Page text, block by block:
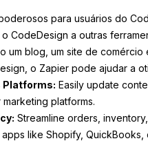
para usuários do
CodeDesign a outras
um blog, um site de comércio
o Zapier pode ajudar a
Platforms: Easily update
platforms.
Streamline orders,
like Shopify, QuickBooks,